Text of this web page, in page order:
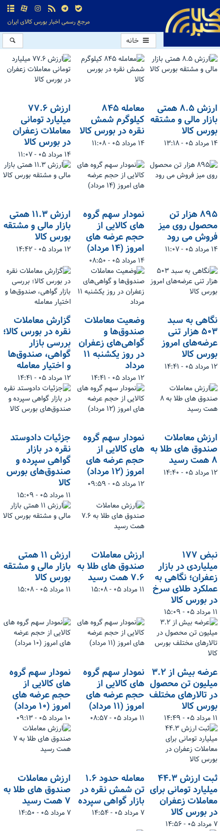
مرجع رسمی اخبار بورس کالای ایران
خانه
ارزش ۸.۵ همتی
بازار مالی و مشتقه
بورس کالا
۱۴ مرداد ۰۵ - ۱۳:۱۸
معامله ۸۴۵
کیلوگرم شمش
نقره در بورس کالا
۱۴ مرداد ۰۵ - ۱۱:۰۸
ارزش ۷۷.۶
میلیارد تومانی
معاملات زعفران
در بورس کالا
۱۴ مرداد ۰۵ - ۱۱:۰۷
۸۹۵ هزار تن
محصول روی میز
فروش می رود
۱۴ مرداد ۰۵ - ۱۱:۰۷
نمودار سهم گروه
های کالایی از
حجم عرضه های
امروز (۱۴ مرداد)
۱۴ مرداد ۰۵ - ۰۸:۵۰
ارزش ۱۱.۳ همتی
بازار مالی و مشتقه
بورس کالا
۱۲ مرداد ۰۵ - ۱۴:۴۲
نگاهی به سبد
۵۰۳ هزار تنی
عرضه‌های امروز
بورس کالا
۱۲ مرداد ۰۵ - ۱۴:۴۱
وضعیت معاملات
صندوق‌ها و
گواهی‌های زعفران
در روز یکشنبه ۱۱
مرداد
۱۲ مرداد ۰۵ - ۱۴:۴۱
گزارش معاملات
نقره در بورس کالا؛
بررسی بازار
گواهی، صندوق‌ها
و اختیار معامله
۱۲ مرداد ۰۵ - ۱۴:۴۱
ارزش معاملات
صندوق های طلا به
۸ همت رسید
۱۲ مرداد ۰۵ - ۱۴:۴۰
نمودار سهم گروه
های کالایی از
حجم عرضه های
امروز (۱۲ مرداد)
۱۲ مرداد ۰۵ - ۰۹:۵۹
جزئیات دادوستد
نقره در بازار
گواهی سپرده و
صندوق‌های بورس
کالا
۱۱ مرداد ۰۵ - ۱۵:۰۹
نبض ۱۷۷
میلیاردی در بازار
زعفران؛ نگاهی به
عملکرد طلای سرخ
در بورس کالا
۱۱ مرداد ۰۵ - ۱۵:۰۹
ارزش معاملات
صندوق های طلا به
۷.۶ همت رسید
۱۱ مرداد ۰۵ - ۱۵:۰۸
ارزش ۱۱ همتی
بازار مالی و مشتقه
بورس کالا
۱۱ مرداد ۰۵ - ۱۵:۰۸
عرضه بیش از ۳.۲
میلیون تن محصول
در تالارهای مختلف
بورس کالا
۱۱ مرداد ۰۵ - ۱۴:۴۹
نمودار سهم گروه
های کالایی از
حجم عرضه های
امروز (۱۱ مرداد)
۱۱ مرداد ۰۵ - ۰۸:۵۷
نمودار سهم گروه
های کالایی از
حجم عرضه های
امروز (۱۰ مرداد)
۱۰ مرداد ۰۵ - ۰۹:۱۳
ثبت ارزش ۴۴.۳
میلیارد تومانی برای
معاملات زعفران
در بورس کالا
۷ مرداد ۰۵ - ۱۴:۵۶
معامله حدود ۱.۶
تن شمش نقره در
بازار گواهی سپرده
۷ مرداد ۰۵ - ۱۴:۵۴
ارزش معاملات
صندوق های طلا به
۷ همت رسید
۷ مرداد ۰۵ - ۱۴:۵۰